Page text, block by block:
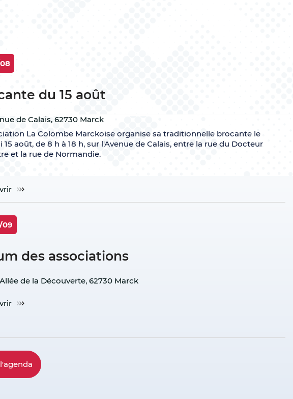
du 15 août
de Calais, 62730 Marck
La Colombe Marckoise organise sa traditionnelle brocante le
15 août, de 8 h à 18 h, sur l'Avenue de Calais, entre la rue du Docteur
et la rue de Normandie.
09
des associations
Allée de la Découverte, 62730 Marck
l'agenda